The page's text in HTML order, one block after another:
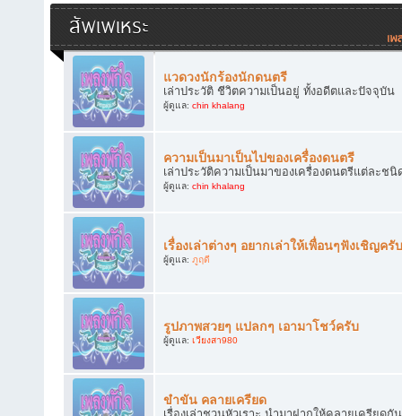
สัพเพเหระ
แวดวงนักร้องนักดนตรี
เล่าประวัติ ชีวิตความเป็นอยู่ ทั้งอดีตและปัจจุบัน
ผู้ดูแล: chin khalang
ความเป็นมาเป็นไปของเครื่องดนตรี
เล่าประวัติความเป็นมาของเครื่องดนตรีแต่ละชนิ
ผู้ดูแล: chin khalang
เรื่องเล่าต่างๆ อยากเล่าให้เพื่อนๆฟังเชิญครับ
ผู้ดูแล: ภูฤดี
รูปภาพสวยๆ แปลกๆ เอามาโชว์ครับ
ผู้ดูแล: เวียงสา980
ขำขัน คลายเครียด